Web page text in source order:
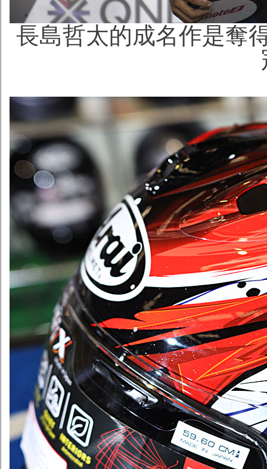
長島哲太的成名作是奪